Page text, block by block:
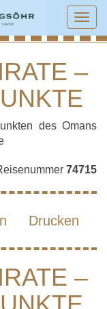
–
–
des Omans
74715
Drucken
–